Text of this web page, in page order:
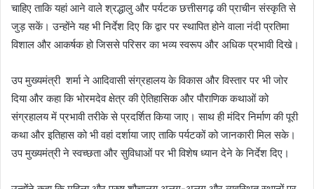
चाहिए ताकि यहां आने वाले श्रद्धालु और पर्यटक छत्तीसगढ़ की प्राचीन संस्कृति से
जुड़ सकें। उन्होंने यह भी निर्देश दिए कि द्वार पर स्थापित होने वाला नंदी प्रतिमा
विशाल और आकर्षक हो जिससे परिसर का भव्य स्वरूप और अधिक प्रभावी दिखे।
उप मुख्यमंत्री शर्मा ने आदिवासी संग्रहालय के विकास और विस्तार पर भी जोर
दिया और कहा कि भोरमदेव क्षेत्र की ऐतिहासिक और पौराणिक कथाओं को
संग्रहालय में प्रभावी तरीके से प्रदर्शित किया जाए। साथ ही मंदिर निर्माण की पूरी
कथा और इतिहास को भी वहां दर्शाया जाए ताकि पर्यटकों को जानकारी मिल सके।
उप मुख्यमंत्री ने स्वच्छता और सुविधाओं पर भी विशेष ध्यान देने के निर्देश दिए।